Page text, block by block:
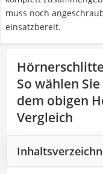
muss noch
einsatzbereit.
So wählen
dem obigen
Vergleich